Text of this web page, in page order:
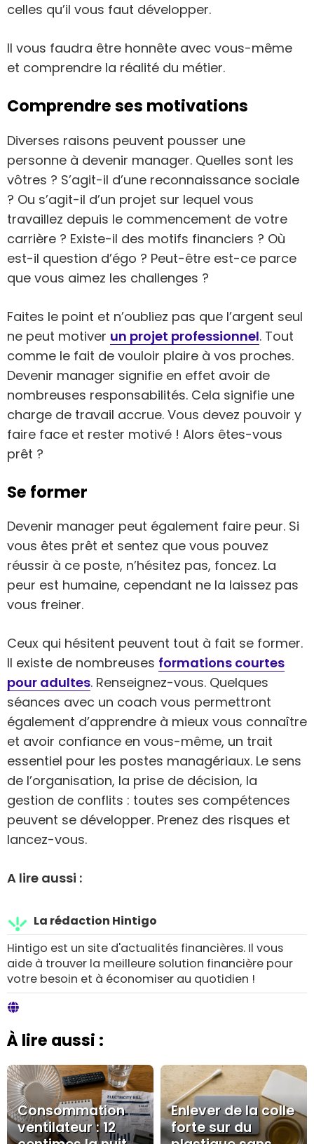
celles qu’il vous faut développer.
Il vous faudra être honnête avec vous-même
et comprendre la réalité du métier.
Comprendre ses motivations
Diverses raisons peuvent pousser une
personne à devenir manager. Quelles sont les
vôtres ? S’agit-il d’une reconnaissance sociale
? Ou s’agit-il d’un projet sur lequel vous
travaillez depuis le commencement de votre
carrière ? Existe-il des motifs financiers ? Où
est-il question d’égo ? Peut-être est-ce parce
que vous aimez les challenges ?
Faites le point et n’oubliez pas que l’argent seul
ne peut motiver un projet professionnel. Tout
comme le fait de vouloir plaire à vos proches.
Devenir manager signifie en effet avoir de
nombreuses responsabilités. Cela signifie une
charge de travail accrue. Vous devez pouvoir y
faire face et rester motivé ! Alors êtes-vous
prêt ?
Se former
Devenir manager peut également faire peur. Si
vous êtes prêt et sentez que vous pouvez
réussir à ce poste, n’hésitez pas, foncez. La
peur est humaine, cependant ne la laissez pas
vous freiner.
Ceux qui hésitent peuvent tout à fait se former.
Il existe de nombreuses formations courtes
pour adultes. Renseignez-vous. Quelques
séances avec un coach vous permettront
également d’apprendre à mieux vous connaître
et avoir confiance en vous-même, un trait
essentiel pour les postes managériaux. Le sens
de l’organisation, la prise de décision, la
gestion de conflits : toutes ses compétences
peuvent se développer. Prenez des risques et
lancez-vous.
A lire aussi :
La rédaction Hintigo
Hintigo est un site d'actualités financières. Il vous
aide à trouver la meilleure solution financière pour
votre besoin et à économiser au quotidien !
À lire aussi :
Consommation
ventilateur : 12
Enlever de la colle
forte sur du